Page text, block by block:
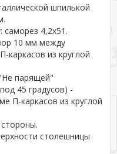
шпилькой
саморез 4,2х51.
10 мм между
каркасов из круглой
парящей"
45 градусов) -
П-каркасов из круглой
столешницы